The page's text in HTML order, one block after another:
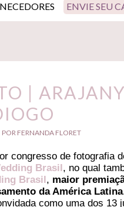
ENVIE SEU
|
POR FERNANDA FLORET
congresso de fotografia
Brasil, no qual
Brasil, maior
da América Latina
como uma dos 13